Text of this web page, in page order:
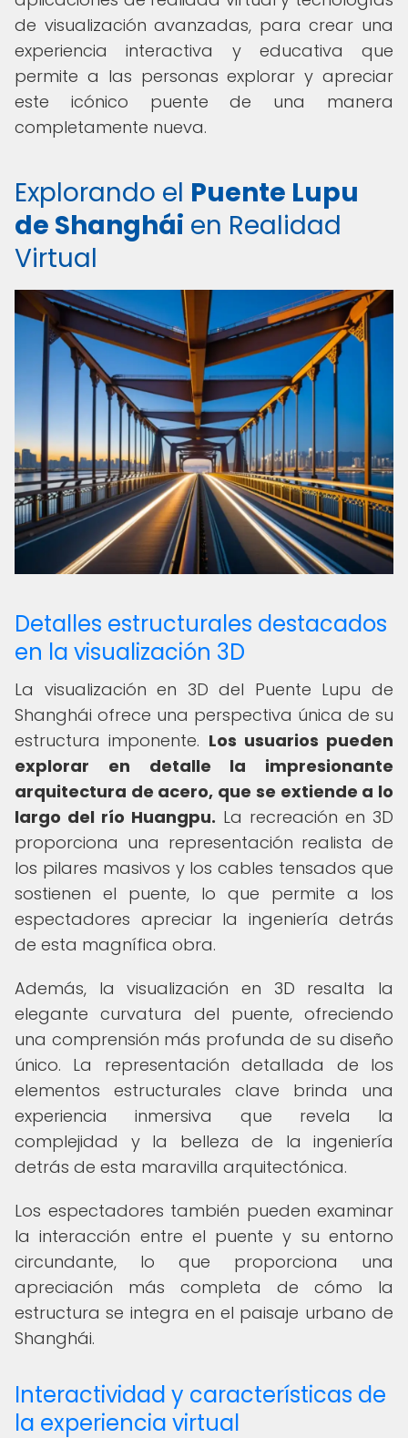
de visualización avanzadas, para crear una
experiencia interactiva y educativa que
permite a las personas explorar y apreciar
este icónico puente de una manera
completamente nueva.
Explorando el Puente Lupu
de Shanghái en Realidad
Virtual
Detalles estructurales destacados
en la visualización 3D
La visualización en 3D del Puente Lupu de
Shanghái ofrece una perspectiva única de su
estructura imponente. Los usuarios pueden
explorar en detalle la impresionante
arquitectura de acero, que se extiende a lo
largo del río Huangpu. La recreación en 3D
proporciona una representación realista de
los pilares masivos y los cables tensados que
sostienen el puente, lo que permite a los
espectadores apreciar la ingeniería detrás
de esta magnífica obra.
Además, la visualización en 3D resalta la
elegante curvatura del puente, ofreciendo
una comprensión más profunda de su diseño
único. La representación detallada de los
elementos estructurales clave brinda una
experiencia inmersiva que revela la
complejidad y la belleza de la ingeniería
detrás de esta maravilla arquitectónica.
Los espectadores también pueden examinar
la interacción entre el puente y su entorno
circundante, lo que proporciona una
apreciación más completa de cómo la
estructura se integra en el paisaje urbano de
Shanghái.
Interactividad y características de
la experiencia virtual